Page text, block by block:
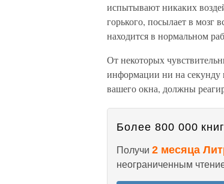
испытывают никаких
горького, посылает в мозг
находится в нормальном
От некоторых
информации ни на секунду
вашего окна, должны
Более 800 000
Получи 2 месяца
неограниченным